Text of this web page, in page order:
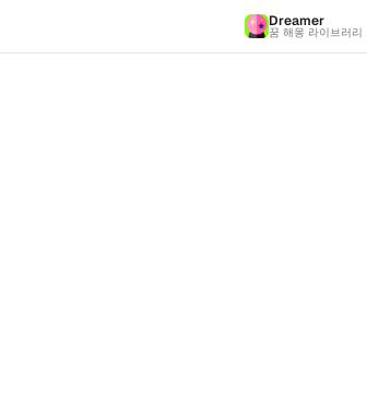
Dreamer
꿈 해몽 라이브러리